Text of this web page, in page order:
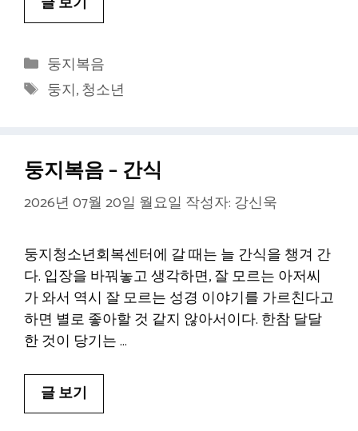
카
테
고
둥지복음
태
둥지,청소년
둥지복음 – 간식
2026년 07월 20일 월요일 작성자: 강신욱
둥지청소년회복센터에 갈 때는 늘 간식을 챙겨 간
다. 입장을 바꿔놓고 생각하면, 잘 모르는 아저씨
가 와서 역시 잘 모르는 성경 이야기를 가르친다고
하면 별로 좋아할 것 같지 않아서이다. 한참 달달
한 것이 당기는 …
글 보기